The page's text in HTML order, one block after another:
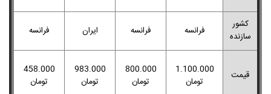
کشور
سازنده
فرانسه فرانسه ایران فرانسه
قیمت
1.100.000
تومان
800.000
تومان
983.000
تومان
458.000
تومان